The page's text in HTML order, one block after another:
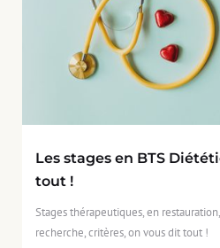
Les stages en BTS
tout !
Stages thérapeutiques, en
recherche, critères, on vous dit tout !